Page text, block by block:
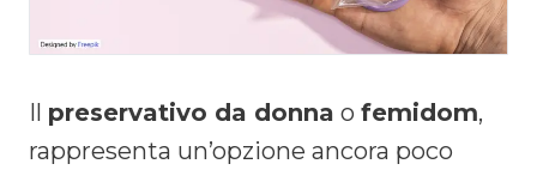
Il preservativo da donna o femidom,
rappresenta un’opzione ancora poco